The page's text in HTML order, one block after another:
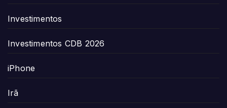
Investimentos
Investimentos CDB 2026
iPhone
Irã